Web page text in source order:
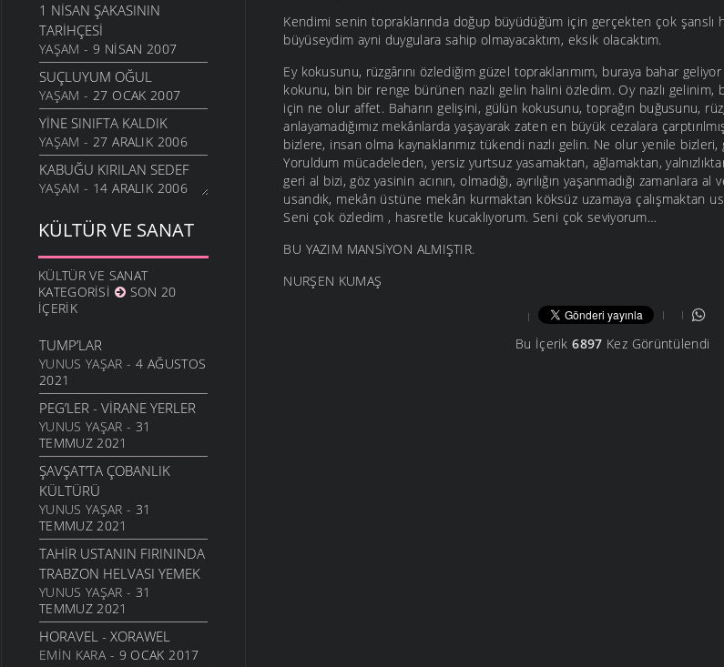
1 NISAN ŞAKASININ
TARIHÇESI
YAŞAM - 9 NISAN 2007
SUÇLUYUM OĞUL
YAŞAM - 27 OCAK 2007
YINE SINIFTA KALDIK
YAŞAM - 27 ARALIK 2006
KABUĞU KIRILAN SEDEF
YAŞAM - 14 ARALIK 2006
SOSYAL FOBI NEDIR ?
YAŞAM - 4 ARALIK 2006
HANGI MESLEK BU TADI
VEREBILIR?
YAŞAM- 25 KASIM 2006
GELIŞIMINDE KI ROLÜ
YAŞAM- 1 EKIM 2006
EĞITIMDE ANNE BABAYA
DÜŞEN SORUMLULUKLAR
YAŞAM- 17 EYLÜL 2006
ÜZÜM ÇEKIRDEĞININ
FAYDASI
YAŞAM- 14 EYLÜL 2006
ELMA VE ELMA SIRKESININ
FAYDALARI
YAŞAM- 24 MAYIS 2006
KÜLTÜR VE SANAT
KÜLTÜR VE SANAT
KATEGORISI
SON 20
İÇERIK
TUMP’LAR
YUNUS YAŞAR - 4 AĞUSTOS
2021
PEG’LER - VIRANE YERLER
YUNUS YAŞAR - 31
TEMMUZ 2021
ŞAVŞAT’TA ÇOBANLIK
KÜLTÜRÜ
YUNUS YAŞAR - 31
TEMMUZ 2021
TAHIR USTANIN FIRININDA
TRABZON HELVASI YEMEK
YUNUS YAŞAR - 31
TEMMUZ 2021
HORAVEL - XORAWEL
EMIN KARA- 9 OCAK 2017
Kendimi senin topraklarında doğup büyüdüğüm için gerçekten çok
büyüseydim ayni duygulara sahip olmayacaktım, eksik olacaktım.
Ey kokusunu, rüzgârını özlediğim güzel topraklarımım, buraya bahar
kokunu, bin bir renge bürünen nazlı gelin halini özledim. Oy nazlı
için ne olur affet. Baharın gelişini, gülün kokusunu, toprağın buğusunu,
anlayamadığımız mekânlarda yaşayarak zaten en büyük cezalara
bizlere, insan olma kaynaklarımız tükendi nazlı gelin. Ne olur yenile
Yoruldum mücadeleden, yersiz yurtsuz yasamaktan, ağlamaktan,
geri al bizi, göz yasinin acının, olmadığı, ayrılığın yaşanmadığı zamanlara
usandık, mekân üstüne mekân kurmaktan köksüz uzamaya çalışmaktan
Seni çok özledim , hasretle kucaklıyorum. Seni çok seviyorum…
BU YAZIM MANSİYON ALMIŞTIR.
NURŞEN KUMAŞ
Bu İçerik6897 Kez Görüntülendi